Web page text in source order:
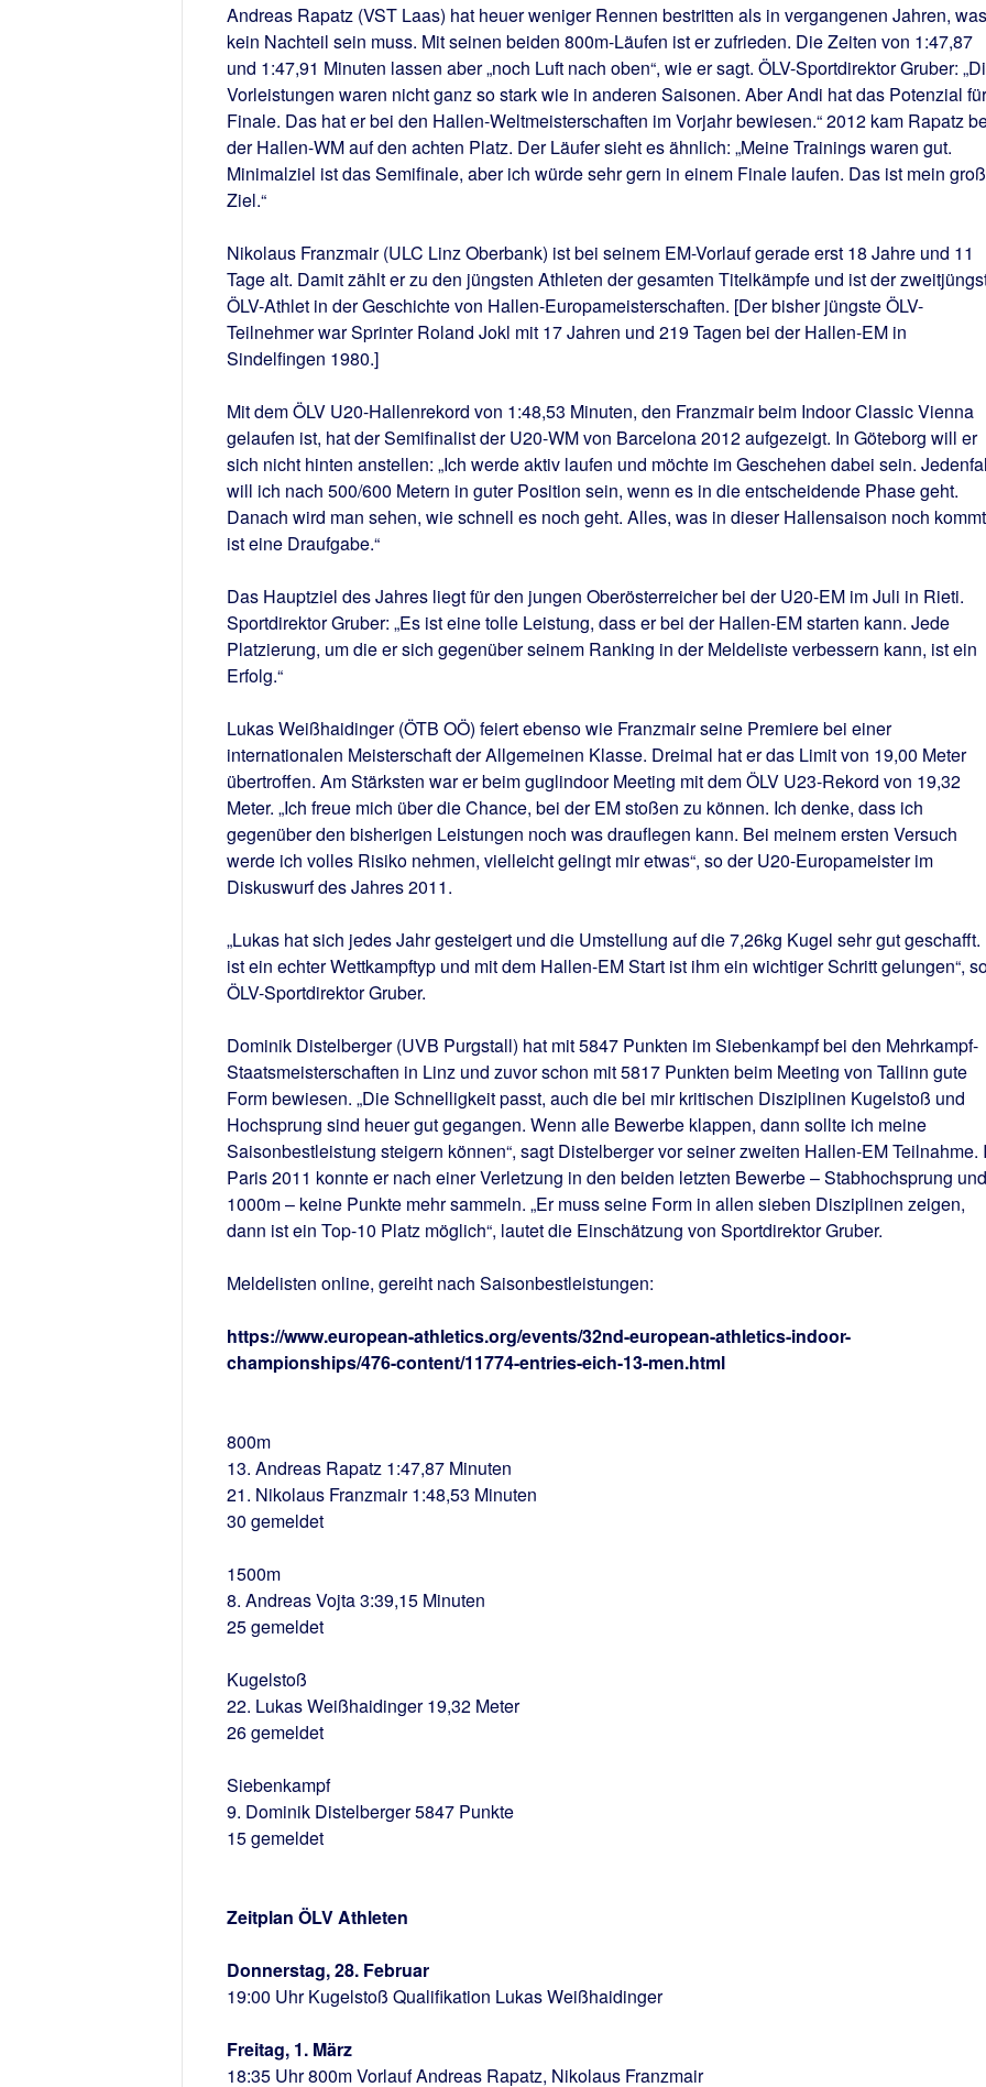
Andreas Rapatz (VST Laas) hat heuer weniger Rennen bestritten als in vergangenen Jahren, was
kein Nachteil sein muss. Mit seinen beiden 800m-Läufen ist er zufrieden. Die Zeiten von 1:47,87
und 1:47,91 Minuten lassen aber „noch Luft nach oben“, wie er sagt. ÖLV-Sportdirektor Gruber:
Vorleistungen waren nicht ganz so stark wie in anderen Saisonen. Aber Andi hat das Potenzial
Finale. Das hat er bei den Hallen-Weltmeisterschaften im Vorjahr bewiesen.“ 2012 kam Rapatz
der Hallen-WM auf den achten Platz. Der Läufer sieht es ähnlich: „Meine Trainings waren gut.
Minimalziel ist das Semifinale, aber ich würde sehr gern in einem Finale laufen. Das ist mein
Ziel.“
Nikolaus Franzmair (ULC Linz Oberbank) ist bei seinem EM-Vorlauf gerade erst 18 Jahre und 11
Tage alt. Damit zählt er zu den jüngsten Athleten der gesamten Titelkämpfe und ist der
ÖLV-Athlet in der Geschichte von Hallen-Europameisterschaften. [Der bisher jüngste ÖLV-
Teilnehmer war Sprinter Roland Jokl mit 17 Jahren und 219 Tagen bei der Hallen-EM in
Sindelfingen 1980.]
Mit dem ÖLV U20-Hallenrekord von 1:48,53 Minuten, den Franzmair beim Indoor Classic Vienna
gelaufen ist, hat der Semifinalist der U20-WM von Barcelona 2012 aufgezeigt. In Göteborg will er
sich nicht hinten anstellen: „Ich werde aktiv laufen und möchte im Geschehen dabei sein.
will ich nach 500/600 Metern in guter Position sein, wenn es in die entscheidende Phase geht.
Danach wird man sehen, wie schnell es noch geht. Alles, was in dieser Hallensaison noch
ist eine Draufgabe.“
Das Hauptziel des Jahres liegt für den jungen Oberösterreicher bei der U20-EM im Juli in Rieti.
Sportdirektor Gruber: „Es ist eine tolle Leistung, dass er bei der Hallen-EM starten kann. Jede
Platzierung, um die er sich gegenüber seinem Ranking in der Meldeliste verbessern kann, ist ein
Erfolg.“
Lukas Weißhaidinger (ÖTB OÖ) feiert ebenso wie Franzmair seine Premiere bei einer
internationalen Meisterschaft der Allgemeinen Klasse. Dreimal hat er das Limit von 19,00 Meter
übertroffen. Am Stärksten war er beim guglindoor Meeting mit dem ÖLV U23-Rekord von 19,32
Meter. „Ich freue mich über die Chance, bei der EM stoßen zu können. Ich denke, dass ich
gegenüber den bisherigen Leistungen noch was drauflegen kann. Bei meinem ersten Versuch
werde ich volles Risiko nehmen, vielleicht gelingt mir etwas“, so der U20-Europameister im
Diskuswurf des Jahres 2011.
„Lukas hat sich jedes Jahr gesteigert und die Umstellung auf die 7,26kg Kugel sehr gut geschafft.
ist ein echter Wettkampftyp und mit dem Hallen-EM Start ist ihm ein wichtiger Schritt gelungen“,
ÖLV-Sportdirektor Gruber.
Dominik Distelberger (UVB Purgstall) hat mit 5847 Punkten im Siebenkampf bei den Mehrkampf-
Staatsmeisterschaften in Linz und zuvor schon mit 5817 Punkten beim Meeting von Tallinn gute
Form bewiesen. „Die Schnelligkeit passt, auch die bei mir kritischen Disziplinen Kugelstoß und
Hochsprung sind heuer gut gegangen. Wenn alle Bewerbe klappen, dann sollte ich meine
Saisonbestleistung steigern können“, sagt Distelberger vor seiner zweiten Hallen-EM Teilnahme.
Paris 2011 konnte er nach einer Verletzung in den beiden letzten Bewerbe – Stabhochsprung und
1000m – keine Punkte mehr sammeln. „Er muss seine Form in allen sieben Disziplinen zeigen,
dann ist ein Top-10 Platz möglich“, lautet die Einschätzung von Sportdirektor Gruber.
Meldelisten online, gereiht nach Saisonbestleistungen:
https://www.european-athletics.org/events/32nd-european-athletics-indoor-
championships/476-content/11774-entries-eich-13-men.html
800m
13. Andreas Rapatz 1:47,87 Minuten
21. Nikolaus Franzmair 1:48,53 Minuten
30 gemeldet
1500m
8. Andreas Vojta 3:39,15 Minuten
25 gemeldet
Kugelstoß
22. Lukas Weißhaidinger 19,32 Meter
26 gemeldet
Siebenkampf
9. Dominik Distelberger 5847 Punkte
15 gemeldet
Zeitplan ÖLV Athleten
Donnerstag, 28. Februar
19:00 Uhr Kugelstoß Qualifikation Lukas Weißhaidinger
Freitag, 1. März
18:35 Uhr 800m Vorlauf Andreas Rapatz, Nikolaus Franzmair